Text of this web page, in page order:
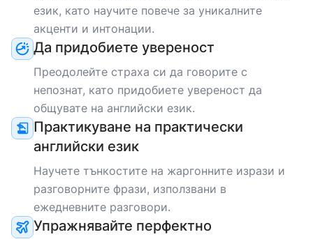
englishMother tongue
НОСИТЕЛ НА ЕЗИКА
Cherrynia
englishMother tongue
НОСИТЕЛ НА ЕЗИКА
Jessica
englishMother tongue
език, като научите повече за уникалните
акценти и интонации.
Да придобиете увереност
Преодолейте страха си да говорите с
непознат, като придобиете увереност да
общувате на английски език.
Практикуване на практически
английски език
Научете тънкостите на жаргонните изрази и
разговорните фрази, използвани в
ежедневните разговори.
Упражнявайте перфектно